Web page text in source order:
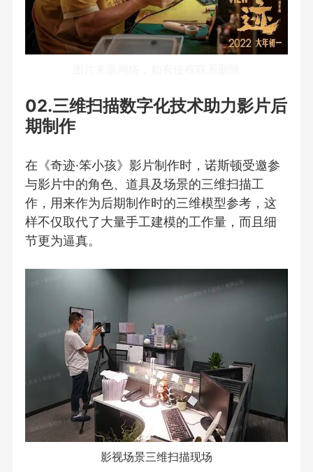
02.三维扫描数字化技术助力影片后
期制作
在《奇迹·笨小孩》影片制作时，诺斯顿受邀参
与影片中的角色、道具及场景的三维扫描工
作，用来作为后期制作时的三维模型参考，这
样不仅取代了大量手工建模的工作量，而且细
节更为逼真。
影视场景三维扫描现场